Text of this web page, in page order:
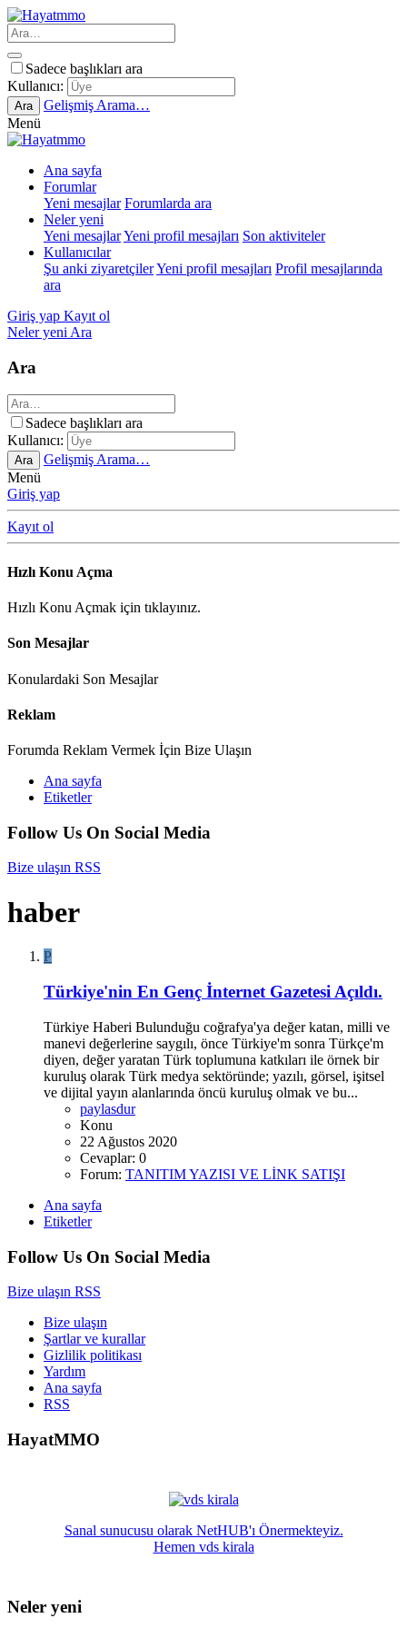
Sadece başlıkları ara
Kullanıcı:
Ara
Gelişmiş Arama…
Menü
Ana sayfa
Forumlar
Yeni mesajlar Forumlarda ara
Neler yeni
Yeni mesajlarYeni profil mesajları Son aktiviteler
Kullanıcılar
Şu anki ziyaretçilerYeni profil mesajları Profil mesajlarında
ara
Giriş yap Kayıt ol
Neler yeni Ara
Ara
Sadece başlıkları ara
Kullanıcı:
Ara
Gelişmiş Arama…
Menü
Giriş yap
Kayıt ol
Hızlı Konu Açma
Hızlı Konu Açmak için tıklayınız.
Son Mesajlar
Konulardaki Son Mesajlar
Reklam
Forumda Reklam Vermek İçin Bize Ulaşın
Ana sayfa
Etiketler
Follow Us On Social Media
Bize ulaşın RSS
haber
P
Türkiye'nin En Genç İnternet Gazetesi Açıldı.
Türkiye Haberi Bulunduğu coğrafya'ya değer katan, milli ve
manevi değerlerine saygılı, önce Türkiye'm sonra Türkçe'm
diyen, değer yaratan Türk toplumuna katkıları ile örnek bir
kuruluş olarak Türk medya sektöründe; yazılı, görsel, işitsel
ve dijital yayın alanlarında öncü kuruluş olmak ve bu...
paylasdur
Konu
22 Ağustos 2020
Cevaplar: 0
Forum: TANITIM YAZISI VE LİNK SATIŞI
Ana sayfa
Etiketler
Follow Us On Social Media
Bize ulaşın RSS
Bize ulaşın
Şartlar ve kurallar
Gizlilik politikası
Yardım
Ana sayfa
RSS
HayatMMO
Sanal sunucusu olarak NetHUB'ı Önermekteyiz.
Hemen vds kirala
Neler yeni